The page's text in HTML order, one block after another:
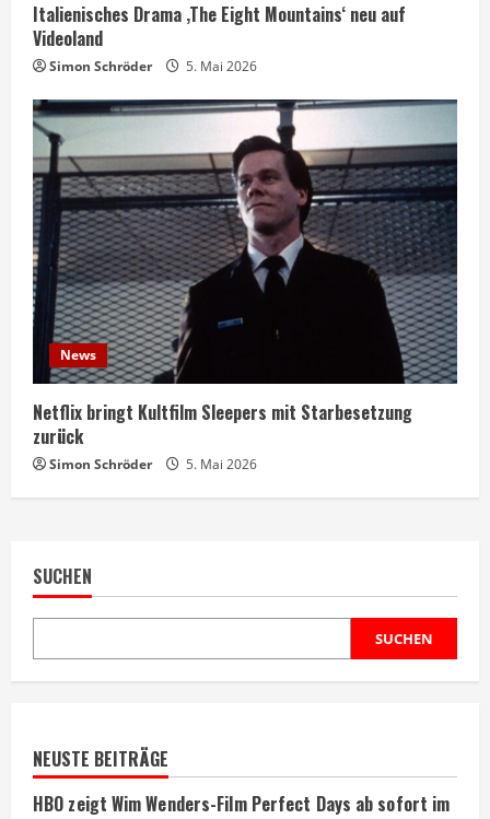
Italienisches Drama ‚The Eight Mountains‘ neu auf
Videoland
Simon Schröder 5. Mai 2026
News
Netflix bringt Kultfilm Sleepers mit Starbesetzung
zurück
Simon Schröder 5. Mai 2026
SUCHEN
SUCHEN
NEUSTE BEITRÄGE
HBO zeigt Wim Wenders-Film Perfect Days ab sofort im